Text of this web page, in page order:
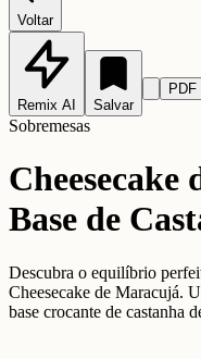
Voltar
Remix AI Salvar
PDF
Sobremesas
Base de
Descubra o equilíbrio
Cheesecake de Maracujá.
base crocante de castanha